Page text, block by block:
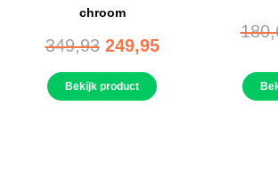
chroom
349,93 249,95
Bekijk product